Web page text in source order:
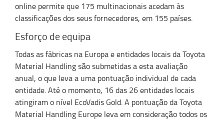
online permite que 175 multinacionais acedam às
classificações dos seus fornecedores, em 155 países.
Esforço de equipa
Todas as fábricas na Europa e entidades locais da Toyota
Material Handling são submetidas a esta avaliação
anual, o que leva a uma pontuação individual de cada
entidade. Até o momento, 16 das 26 entidades locais
atingiram o nível EcoVadis Gold. A pontuação da Toyota
Material Handling Europe leva em consideração todos os